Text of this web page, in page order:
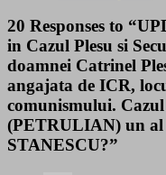
20 Responses to
in Cazul Plesu si
doamnei Catrinel
angajata de ICR,
comunismului.
(PETRULIAN) un al
STANESCU?”